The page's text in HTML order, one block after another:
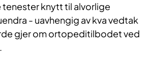
tenester knytt til alvorlige
- uavhengig av kva vedtak
gjer om ortopeditilbodet ved